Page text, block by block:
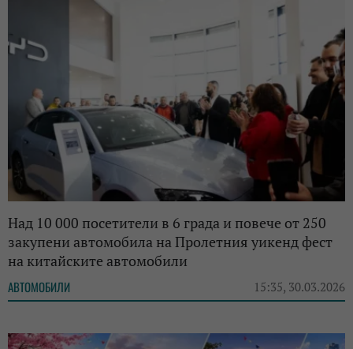
Над 10 000 посетители в 6 града и повече от 250
закупени автомобила на Пролетния уикенд фест
на китайските автомобили
АВТОМОБИЛИ 15:35, 30.03.2026